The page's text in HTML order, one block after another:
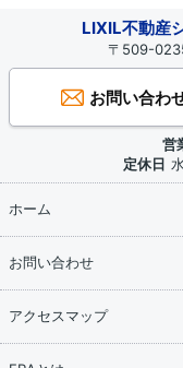
LIXIL不動産
〒509-
お問い合わ
営
定休日
ホーム
お問い合わせ
アクセスマップ